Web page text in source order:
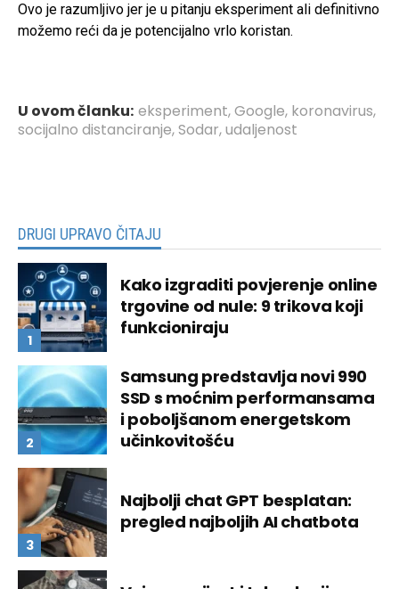
Ovo je razumljivo jer je u pitanju eksperiment ali definitivno
možemo reći da je potencijalno vrlo koristan.
U ovom članku: eksperiment,Google, koronavirus,
socijalno distanciranje,Sodar,udaljenost
DRUGI UPRAVO ČITAJU
Kako izgraditi povjerenje online
trgovine od nule: 9 trikova koji
funkcioniraju
Samsung predstavlja novi 990
SSD s moćnim performansama
i poboljšanom energetskom
učinkovitošću
Najbolji chat GPT besplatan:
pregled najboljih AI chatbota